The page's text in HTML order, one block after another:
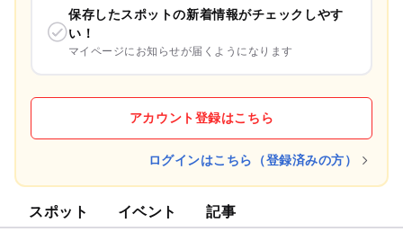
保存したスポットの新着情報がチェックしやす
い！
マイページにお知らせが届くようになります
アカウント登録はこちら
ログインはこちら（登録済みの方）
スポット イベント 記事